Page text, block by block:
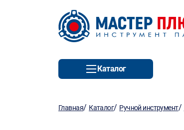
Каталог
Главная/ Каталог/ Ручной инструмент/